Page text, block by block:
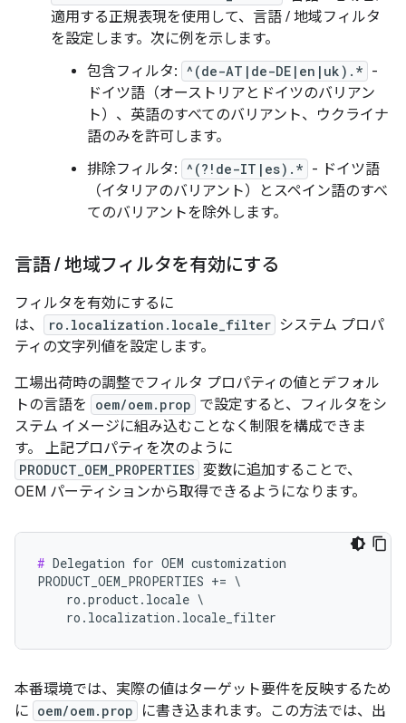
適用する正規表現を使用して、言語 / 地域フィルタ
を設定します。次に例を示します。
包含フィルタ: ^(de-AT|de-DE|en|uk).* -
ドイツ語（オーストリアとドイツのバリアン
ト）、英語のすべてのバリアント、ウクライナ
語のみを許可します。
排除フィルタ: ^(?!de-IT|es).* - ドイツ語
（イタリアのバリアント）とスペイン語のすべ
てのバリアントを除外します。
言語/地域フィルタを有効にする
フィルタを有効にするに
は、
ro.localization.locale_filter システム プロパ
ティの文字列値を設定します。
工場出荷時の調整でフィルタ プロパティの値とデフォル
トの言語を
oem/oem.prop で設定すると、フィルタをシ
ステム イメージに組み込むことなく制限を構成できま
す。 上記プロパティを次のように
PRODUCT_OEM_PROPERTIES 変数に追加することで、
OEM パーティションから取得できるようになります。
# Delegation for OEM customization
PRODUCT_OEM_PROPERTIES += \
    ro.product.locale \
    ro.localization.locale_filter
本番環境では、実際の値はターゲット要件を反映するため
に oem/oem.prop
に書き込まれます。この方法では、出